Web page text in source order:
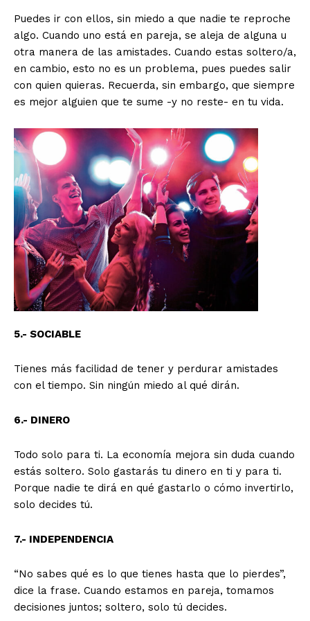
Puedes ir con ellos, sin miedo a que nadie te reproche
algo. Cuando uno está en pareja, se aleja de alguna u
otra manera de las amistades. Cuando estas soltero/a,
en cambio, esto no es un problema, pues puedes salir
con quien quieras. Recuerda, sin embargo, que siempre
es mejor alguien que te sume -y no reste- en tu vida.
5.- SOCIABLE
Tienes más facilidad de tener y perdurar amistades
con el tiempo. Sin ningún miedo al qué dirán.
6.- DINERO
Todo solo para ti. La economía mejora sin duda cuando
estás soltero. Solo gastarás tu dinero en ti y para ti.
Porque nadie te dirá en qué gastarlo o cómo invertirlo,
solo decides tú.
7.- INDEPENDENCIA
“No sabes qué es lo que tienes hasta que lo pierdes”,
dice la frase. Cuando estamos en pareja, tomamos
decisiones juntos; soltero, solo tú decides.